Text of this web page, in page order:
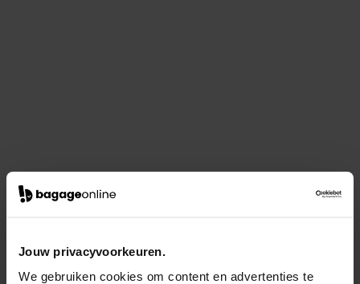
Jouw privacyvoorkeuren.
We gebruiken cookies om content en advertenties te